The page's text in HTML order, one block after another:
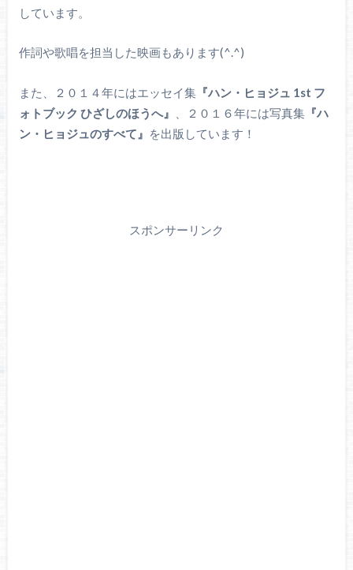
しています。
作詞や歌唱を担当した映画もあります(^.^)
また、２０１４年にはエッセイ集『ハン・ヒョジュ 1st フ
ォトブック ひざしのほうへ』
、２０１６年には写真集『ハ
ン・ヒョジュのすべて』 を出版しています！
スポンサーリンク